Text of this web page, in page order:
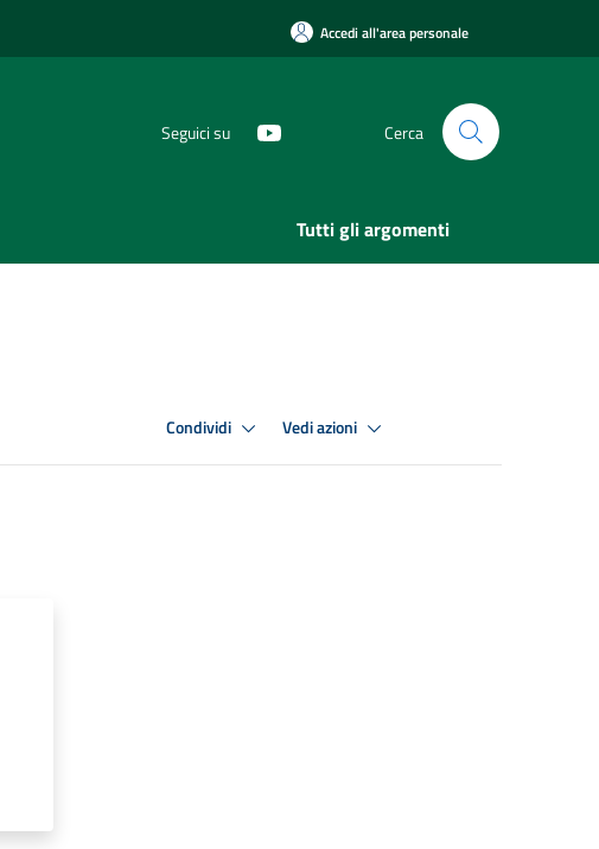
Accedi all'area personale
Seguici su Cerca
Tutti gli argomenti
Condividi Vedi azioni